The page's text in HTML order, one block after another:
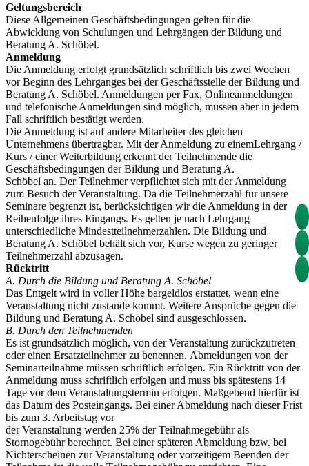
Geltungsbereich
Diese Allgemeinen Geschäftsbedingungen gelten für die
Abwicklung von Schulungen und Lehrgängen der Bildung und
Beratung A. Schöbel.
Anmeldung
Die Anmeldung erfolgt grundsätzlich schriftlich bis zwei Wochen
vor Beginn des Lehrganges bei der Geschäftsstelle der Bildung und
Beratung A. Schöbel. Anmeldungen per Fax, Onlineanmeldungen
und telefonische Anmeldungen sind möglich, müssen aber in jedem
Fall schriftlich bestätigt werden.
Die Anmeldung ist auf andere Mitarbeiter des gleichen
Unternehmens übertragbar. Mit der Anmeldung zu einemLehrgang /
Kurs / einer Weiterbildung erkennt der Teilnehmende die
Geschäftsbedingungen der Bildung und Beratung A.
Schöbel an. Der Teilnehmer verpflichtet sich mit der Anmeldung
zum Besuch der Veranstaltung. Da die Teilnehmerzahl für unsere
Seminare begrenzt ist, berücksichtigen wir die Anmeldung in der
Reihenfolge ihres Eingangs. Es gelten je nach Lehrgang
unterschiedliche Mindestteilnehmerzahlen. Die Bildung und
Beratung A. Schöbel behält sich vor, Kurse wegen zu geringer
Teilnehmerzahl abzusagen.
Rücktritt
A. Durch die Bildung und Beratung A. Schöbel
Das Entgelt wird in voller Höhe bargeldlos erstattet, wenn eine
Veranstaltung nicht zustande kommt. Weitere Ansprüche gegen die
Bildung und Beratung A. Schöbel sind ausgeschlossen.
B. Durch den Teilnehmenden
Es ist grundsätzlich möglich, von der Veranstaltung zurückzutreten
oder einen Ersatzteilnehmer zu benennen. Abmeldungen von der
Seminarteilnahme müssen schriftlich erfolgen. Ein Rücktritt von der
Anmeldung muss schriftlich erfolgen und muss bis spätestens 14
Tage vor dem Veranstaltungstermin erfolgen. Maßgebend hierfür ist
das Datum des Posteingangs. Bei einer Abmeldung nach dieser Frist
bis zum 3. Arbeitstag vor
der Veranstaltung werden 25% der Teilnahmegebühr als
Stornogebühr berechnet. Bei einer späteren Abmeldung bzw. bei
Nichterscheinen zur Veranstaltung oder vorzeitigem Beenden der